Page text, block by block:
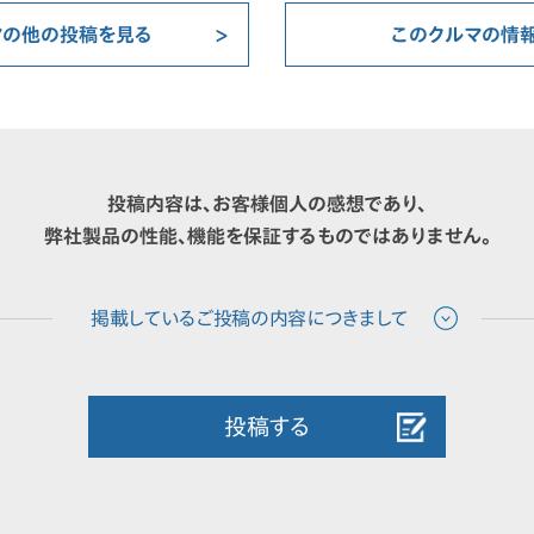
他の投稿を見る このクルマの情
投稿内容は、お客様個人の感想であり、
弊社製品の性能、機能を保証するものではありません。
投稿する